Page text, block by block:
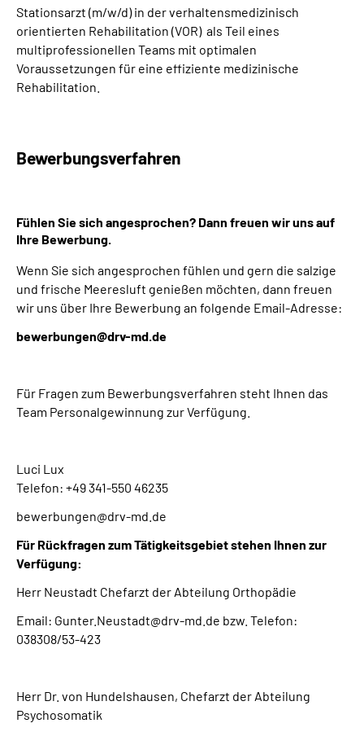
Stationsarzt (m/w/d) in derverhaltensmedizinisch
orientierten Rehabilitation (VOR) als Teil eines
multiprofessionellen Teams mit optimalen
Voraussetzungen für eine effiziente medizinische
Rehabilitation.
Bewerbungsverfahren
Fühlen Sie sich angesprochen? Dann freuen wir uns auf
Ihre Bewerbung.
Wenn Sie sich angesprochen fühlen und gern die salzige
und frische Meeresluft genießen möchten, dann freuen
wir uns über Ihre Bewerbung an folgende Email-Adresse:
bewerbungen@drv-md.de
Für Fragen zum Bewerbungsverfahren steht Ihnen das
Team Personalgewinnung zur Verfügung.
Luci Lux
Telefon: +49 341-550 46235
bewerbungen@drv-md.de
Für Rückfragen zum Tätigkeitsgebiet stehen Ihnen zur
Verfügung:
Herr Neustadt Chefarzt der Abteilung Orthopädie
Email: Gunter.Neustadt@drv-md.de bzw. Telefon:
038308/53-423
Herr Dr. von Hundelshausen, Chefarzt der Abteilung
Psychosomatik